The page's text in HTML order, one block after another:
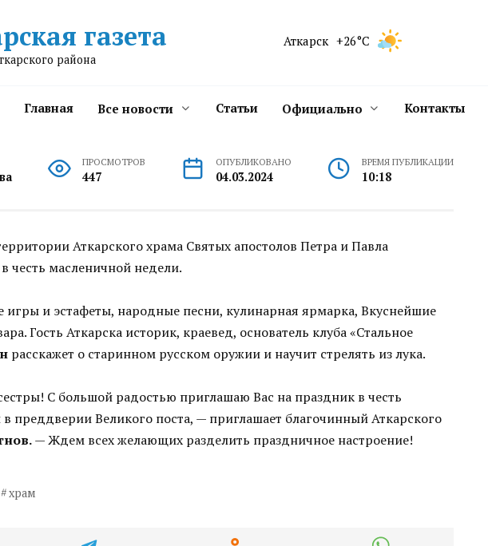
газета
района
Аткарск +26°C
Главная Все новости Статьи Официально Контакты
ПРОСМОТРОВ
447
ОПУБЛИКОВАНО
04.03.2024
ВРЕМЯ ПУБЛИКАЦИИ
10:18
Аткарского храма Святых апостолов Петра и Павла
честь масленичной недели.
игры и эстафеты, народные песни, кулинарная ярмарка, Вкуснейшие
Гость Аткарска историк, краевед, основатель клуба «Стальное
расскажет о старинном русском оружии и научит стрелять из лука.
С большой радостью приглашаю Вас на праздник в честь
преддверии Великого поста, — приглашает благочинный Аткарского
— Ждем всех желающих разделить праздничное настроение!
храм